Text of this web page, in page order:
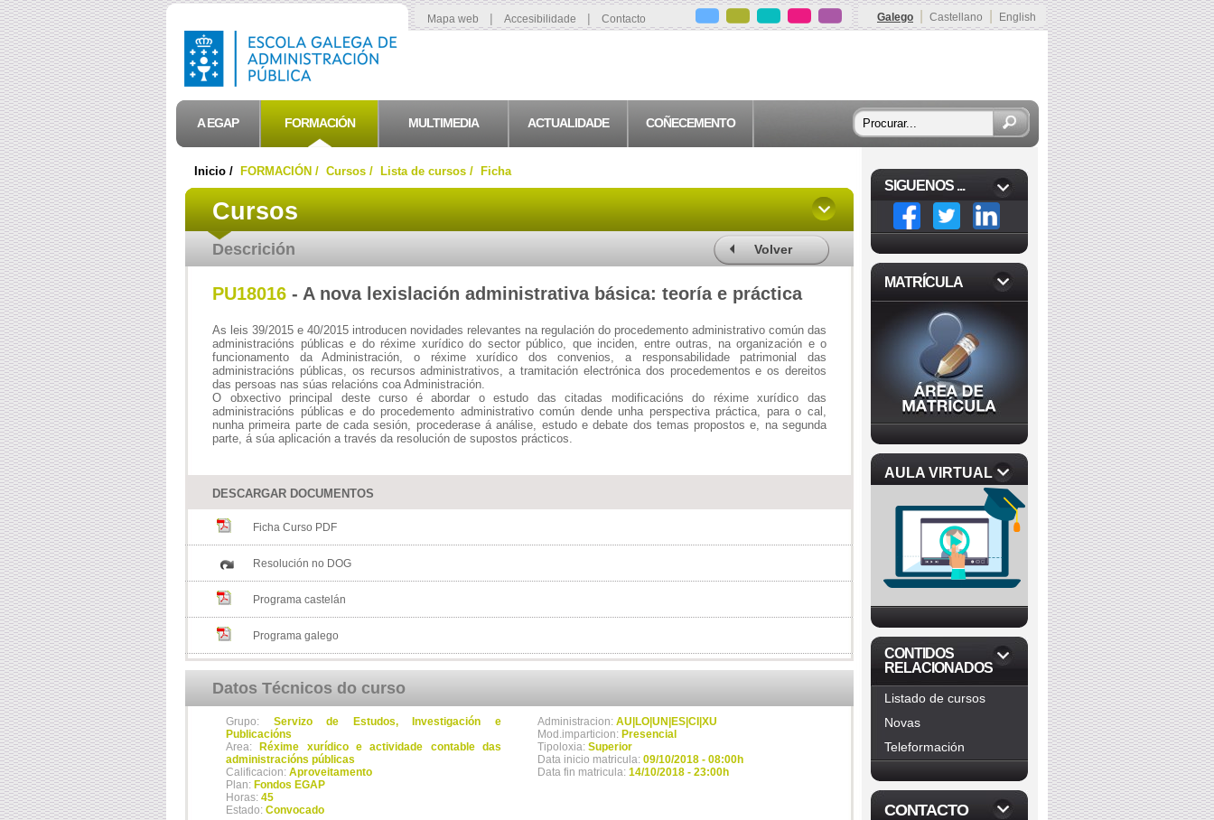
Mapa web | Accesibilidade | Contacto Galego Castellano English
A EGAP FORMACIÓN MULTIMEDIA ACTUALIDADE COÑECEMENTO
Inicio / FORMACIÓN / Cursos / Lista de cursos / Ficha
Descrición Volver
Cursos
PU18016 - A nova lexislación administrativa básica: teoría e práctica
As leis 39/2015 e 40/2015 introducen novidades relevantes na regulación do procedemento administrativo común das
administracións públicas e do réxime xurídico do sector público, que inciden, entre outras, na organización e o
funcionamento da Administración, o réxime xurídico dos convenios, a responsabilidade patrimonial das
administracións públicas, os recursos administrativos, a tramitación electrónica dos procedementos e os dereitos
das persoas nas súas relacións coa Administración.
O obxectivo principal deste curso é abordar o estudo das citadas modificacións do réxime xurídico das
administracións públicas e do procedemento administrativo común dende unha perspectiva práctica, para o cal,
nunha primeira parte de cada sesión, procederase á análise, estudo e debate dos temas propostos e, na segunda
parte, á súa aplicación a través da resolución de supostos prácticos.
DESCARGAR DOCUMENTOS
Ficha Curso PDF
Resolución no DOG
Programa castelán
Programa galego
Datos Técnicos do curso
Grupo: Servizo de Estudos, Investigación e
Publicacións
Area: Réxime xurídico e actividade contable das
administracións públicas
Calificacion: Aproveitamento
Plan: Fondos EGAP
Horas: 45
Estado: Convocado
Administracion: AU|LO|UN|ES|CI|XU
Mod.imparticion: Presencial
Tipoloxia: Superior
Data inicio matricula: 09/10/2018 - 08:00h
Data fin matricula: 14/10/2018 - 23:00h
SIGUENOS ...
MATRÍCULA
AULA VIRTUAL
CONTIDOS
RELACIONADOS
Listado de cursos
Novas
Teleformación
CONTACTO